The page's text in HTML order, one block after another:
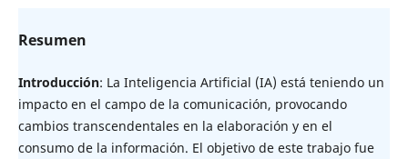
Resumen
Introducción: La Inteligencia Artificial (IA) está teniendo un
impacto en el campo de la comunicación, provocando
cambios transcendentales en la elaboración y en el
consumo de la información. El objetivo de este trabajo fue